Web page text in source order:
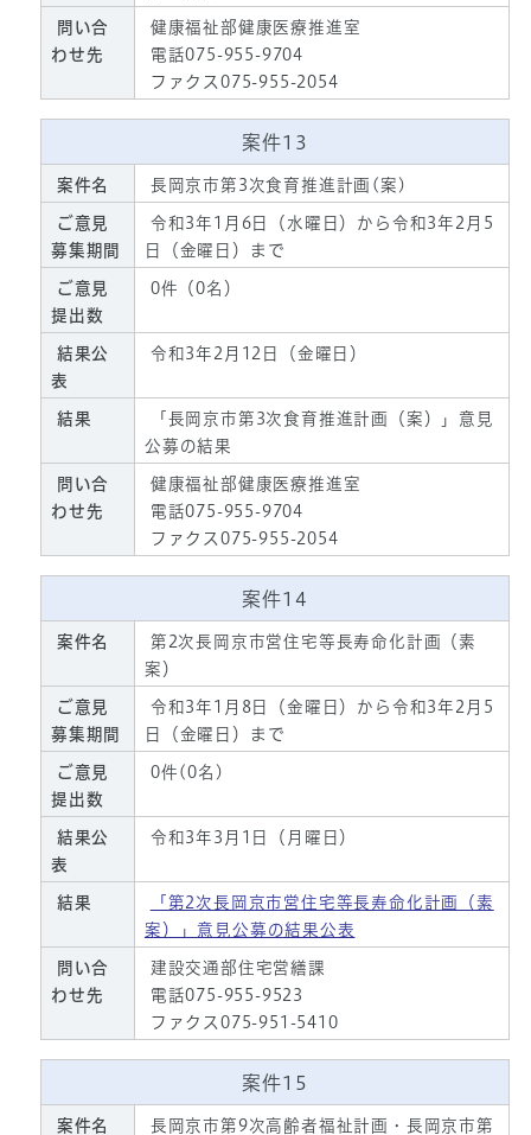
問い合
わせ先
健康福祉部健康医療推進室
電話075-955-9704
ファクス075-955-2054
案件13
案件名 長岡京市第3次食育推進計画(案)
ご意見
募集期間
令和3年1月6日（水曜日）から令和3年2月5
日（金曜日）まで
ご意見
提出数
0件（0名）
結果公
表
令和3年2月12日（金曜日）
結果
「長岡京市第3次食育推進計画（案）」意見
公募の結果
問い合
わせ先
健康福祉部健康医療推進室
電話075-955-9704
ファクス075-955-2054
案件14
案件名
第2次長岡京市営住宅等長寿命化計画（素
案）
ご意見
募集期間
令和3年1月8日（金曜日）から令和3年2月5
日（金曜日）まで
ご意見
提出数
0件(0名)
結果公
表
令和3年3月1日（月曜日）
結果
「第2次長岡京市営住宅等長寿命化計画（素
案）」意見公募の結果公表
問い合
わせ先
建設交通部住宅営繕課
電話075-955-9523
ファクス075-951-5410
案件15
案件名 長岡京市第9次高齢者福祉計画・長岡京市第